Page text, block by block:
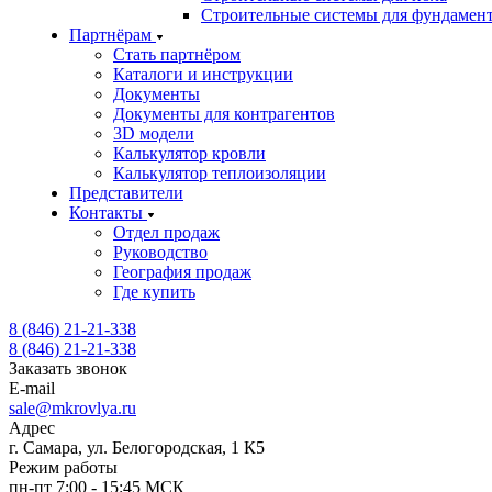
Строительные системы для
Партнёрам
Стать партнёром
Каталоги и инструкции
Документы
Документы для контрагентов
3D модели
Калькулятор кровли
Калькулятор теплоизоляции
Представители
Контакты
Отдел продаж
Руководство
География продаж
Где купить
8 (846) 21-21-338
8 (846) 21-21-338
Заказать звонок
E-mail
sale@mkrovlya.ru
Адрес
г. Самара, ул. Белогородская, 1 К5
Режим работы
пн-пт 7:00 - 15:45 МСК